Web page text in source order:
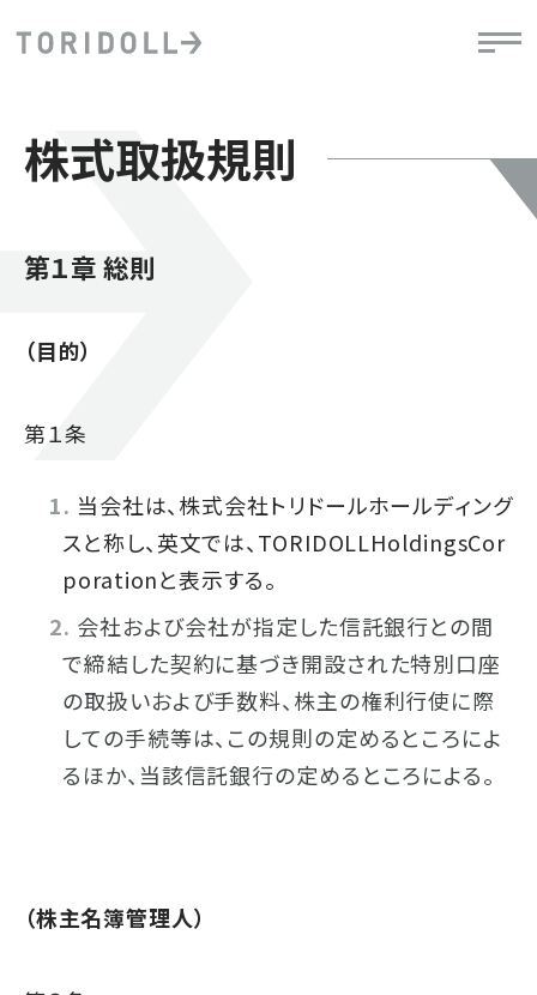
株式取扱規則
第１章 総則
（目的）
第１条
当会社は、株式会社トリドールホールディング
スと称し、英文では、TORIDOLLHoldingsCor
porationと表示する。
会社および会社が指定した信託銀行との間
で締結した契約に基づき開設された特別口座
の取扱いおよび手数料、株主の権利行使に際
しての手続等は、この規則の定めるところによ
るほか、当該信託銀行の定めるところによる。
（株主名簿管理人）